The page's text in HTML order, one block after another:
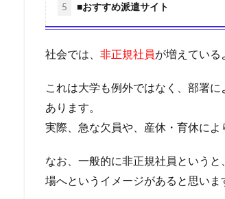
5 ■おすすめ派遣サイト
社会では、 非正規社員が増えている
これは大学も例外ではなく、部署
あります。
実際、急な欠員や、産休・育休によ
なお、一般的に非正規社員という
場へというイメージがあると思いま